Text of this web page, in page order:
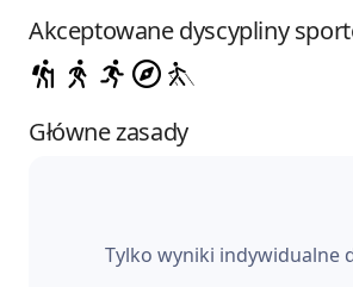
Akceptowane dyscypliny
Główne zasady
Tylko wyniki indywidualne